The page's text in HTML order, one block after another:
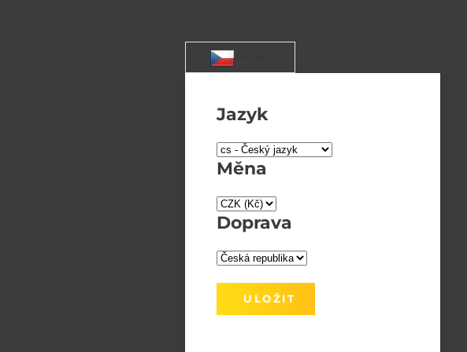
Jazyk
Měna
Doprava